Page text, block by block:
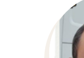
constante
agregam
bem